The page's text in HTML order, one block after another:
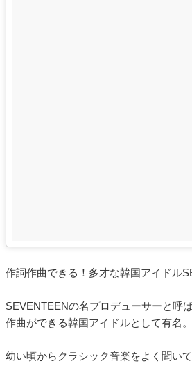
作詞作曲できる！多才な韓国アイドル
SEVENTEENの名プロデューサーと呼
作曲ができる韓国アイドルとして有名。
幼い頃からクラシック音楽をよく聞い